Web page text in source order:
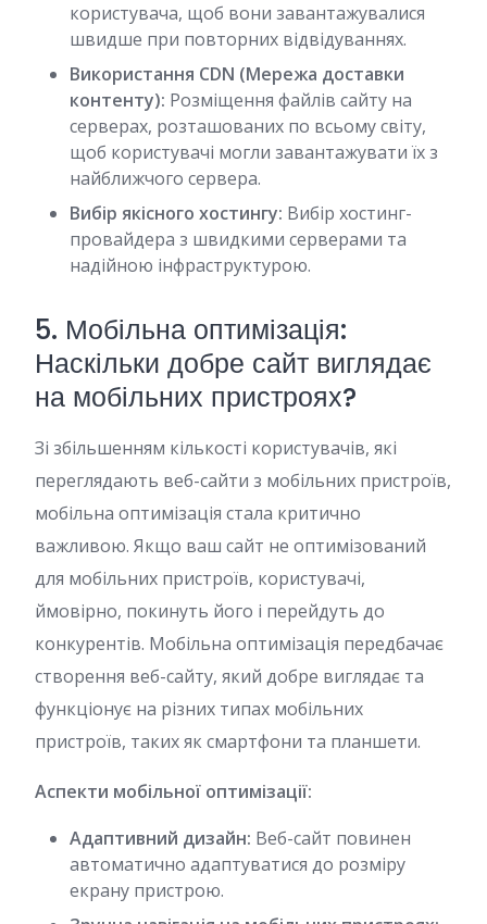
користувача, щоб вони завантажувалися
швидше при повторних відвідуваннях.
Використання CDN (Мережа доставки
контенту): Розміщення файлів сайту на
серверах, розташованих по всьому світу,
щоб користувачі могли завантажувати їх з
найближчого сервера.
Вибір якісного хостингу: Вибір хостинг-
провайдера з швидкими серверами та
надійною інфраструктурою.
5. Мобільна оптимізація:
Наскільки добре сайт виглядає
на мобільних пристроях?
Зі збільшенням кількості користувачів, які
переглядають веб-сайти з мобільних пристроїв,
мобільна оптимізація стала критично
важливою. Якщо ваш сайт не оптимізований
для мобільних пристроїв, користувачі,
ймовірно, покинуть його і перейдуть до
конкурентів. Мобільна оптимізація передбачає
створення веб-сайту, який добре виглядає та
функціонує на різних типах мобільних
пристроїв, таких як смартфони та планшети.
Аспекти мобільної оптимізації:
Адаптивний дизайн: Веб-сайт повинен
автоматично адаптуватися до розміру
екрану пристрою.